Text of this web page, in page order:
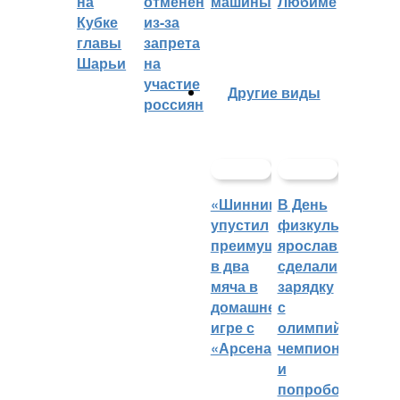
Кубке
главы
Шарьи
из-за
запрета
на
участие
россиян
Другие виды
«Шинник»
упустил
преимущество
в два
мяча в
домашней
игре с
«Арсеналом»
В День
физкультурника
ярославцы
сделали
зарядку
с
олимпийским
чемпионом
и
попробовали